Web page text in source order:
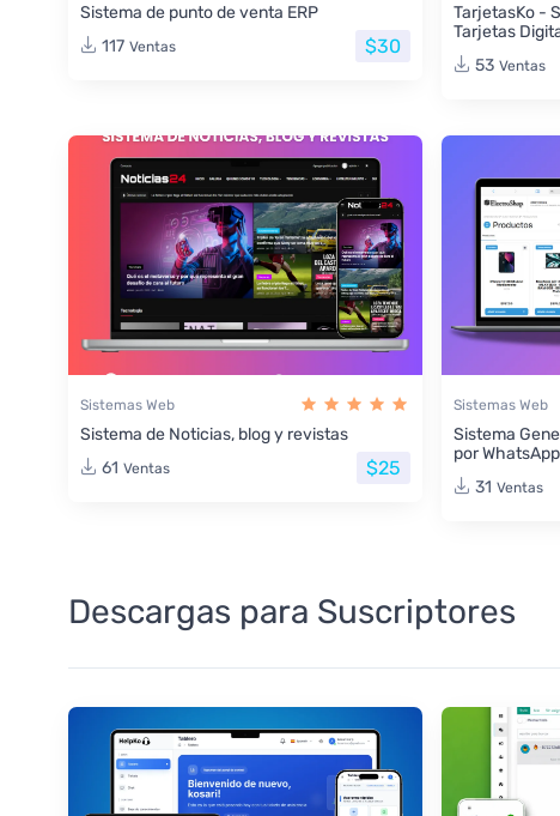
Sistema de punto de venta ERP
117 Ventas $30
TarjetasKo -
Tarjetas
53 Ventas
Sistemas Web
Sistema de Noticias, blog y revistas
61 Ventas $25
Sistemas Web
Sistema
por
31 Ventas
Descargas para Suscriptores